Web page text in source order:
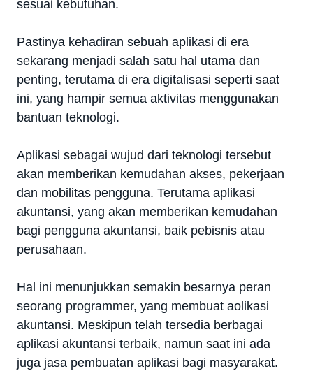
sesuai kebutuhan.
Pastinya kehadiran sebuah aplikasi di era
sekarang menjadi salah satu hal utama dan
penting, terutama di era digitalisasi seperti saat
ini, yang hampir semua aktivitas menggunakan
bantuan teknologi.
Aplikasi sebagai wujud dari teknologi tersebut
akan memberikan kemudahan akses, pekerjaan
dan mobilitas pengguna. Terutama aplikasi
akuntansi, yang akan memberikan kemudahan
bagi pengguna akuntansi, baik pebisnis atau
perusahaan.
Hal ini menunjukkan semakin besarnya peran
seorang programmer, yang membuat aolikasi
akuntansi. Meskipun telah tersedia berbagai
aplikasi akuntansi terbaik, namun saat ini ada
juga jasa pembuatan aplikasi bagi masyarakat.